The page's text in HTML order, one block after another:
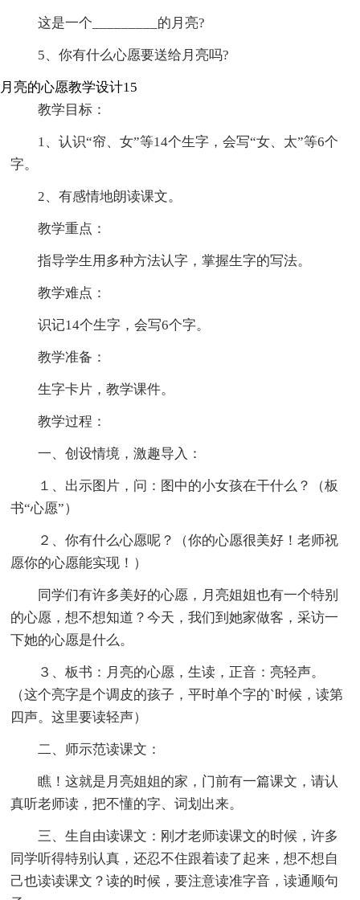
这是一个_________的月亮?
5、你有什么心愿要送给月亮吗?
月亮的心愿教学设计15
教学目标：
1、认识“帘、女”等14个生字，会写“女、太”等6个
字。
2、有感情地朗读课文。
教学重点：
指导学生用多种方法认字，掌握生字的写法。
教学难点：
识记14个生字，会写6个字。
教学准备：
生字卡片，教学课件。
教学过程：
一、创设情境，激趣导入：
１、出示图片，问：图中的小女孩在干什么？（板
书“心愿”）
２、你有什么心愿呢？（你的心愿很美好！老师祝
愿你的心愿能实现！）
同学们有许多美好的心愿，月亮姐姐也有一个特别
的心愿，想不想知道？今天，我们到她家做客，采访一
下她的心愿是什么。
３、板书：月亮的心愿，生读，正音：亮轻声。
（这个亮字是个调皮的孩子，平时单个字的`时候，读第
四声。这里要读轻声）
二、师示范读课文：
瞧！这就是月亮姐姐的家，门前有一篇课文，请认
真听老师读，把不懂的字、词划出来。
三、生自由读课文：刚才老师读课文的时候，许多
同学听得特别认真，还忍不住跟着读了起来，想不想自
己也读读课文？读的时候，要注意读准字音，读通顺句